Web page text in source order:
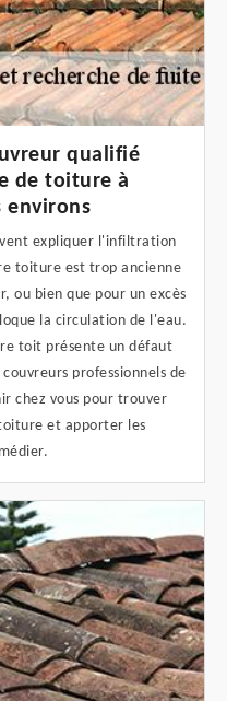
qualifié
de toiture à
environs
expliquer l'infiltration
toiture est trop ancienne
ou bien que pour un excès
la circulation de l'eau.
toit présente un défaut
professionnels de
chez vous pour trouver
et apporter les